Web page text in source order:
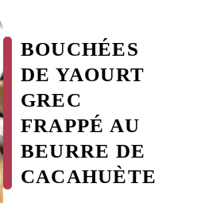
BOUCHÉES
DE YAOURT
GREC
FRAPPÉ AU
BEURRE DE
CACAHUÈTE